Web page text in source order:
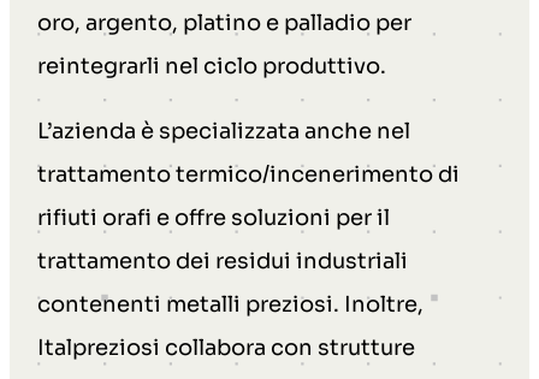
oro, argento, platino e palladio per
reintegrarli nel ciclo produttivo.
L’azienda è specializzata anche nel
trattamento termico/incenerimento di
rifiuti orafi e offre soluzioni per il
trattamento dei residui industriali
contenenti metalli preziosi. Inoltre,
Italpreziosi collabora con strutture